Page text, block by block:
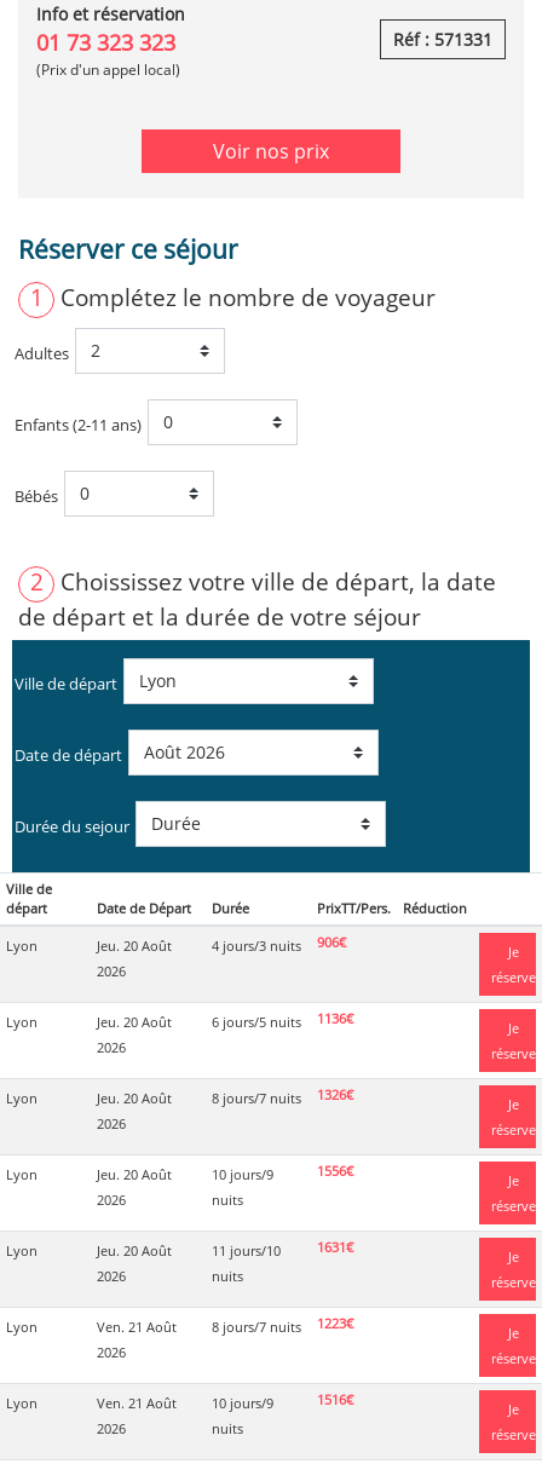
Info et réservation
01 73 323 323
(Prix d'un appel local)
Réf : 571331
Voir nos prix
Réserver ce séjour
1 Complétez le nombre de voyageur
Adultes
Enfants (2-11 ans)
Bébés
2 Choississez votre ville de départ, la date
de départ et la durée de votre séjour
Ville de départ
Date de départ
Durée du sejour
Ville de
départ
Date de Départ Durée PrixTT/Pers. Réduction
Lyon
Jeu. 20 Août
2026
4 jours/3 nuits 906€
Je
réserve
Lyon
Jeu. 20 Août
2026
6 jours/5 nuits 1136€
Je
réserve
Lyon
Jeu. 20 Août
2026
8 jours/7 nuits 1326€
Je
réserve
Lyon
Jeu. 20 Août
2026
10 jours/9
nuits
1556€
Je
réserve
Lyon
Jeu. 20 Août
2026
11 jours/10
nuits
1631€
Je
réserve
Lyon
Ven. 21 Août
2026
8 jours/7 nuits 1223€
Je
réserve
Lyon
Ven. 21 Août
2026
10 jours/9
nuits
1516€
Je
réserve